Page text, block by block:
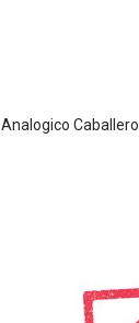
Analogico Caballero